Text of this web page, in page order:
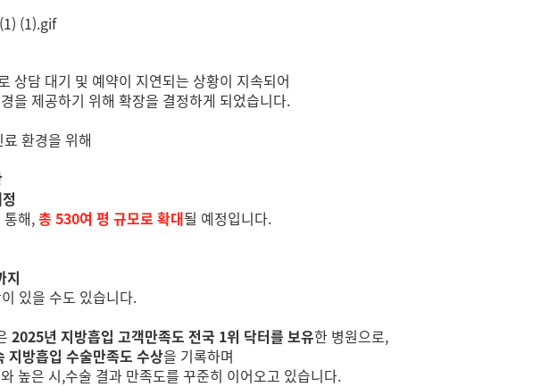
상담 대기 및 예약이 지연되는 상황이 지속되어
을 제공하기 위해 확장을 결정하게 되었습니다.
환경을 위해
통해,총 530여 평 규모로 확대될 예정입니다.
지
있을 수도 있습니다.
2025년 지방흡입 고객만족도 전국 1위 닥터를 보유한 병원으로,
지방흡입 수술만족도 수상을 기록하며
높은 시,수술 결과 만족도를 꾸준히 이어오고 있습니다.